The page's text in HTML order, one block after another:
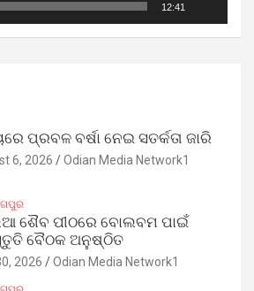
12:41
ପ୍ରବଳ ବର୍ଷା ନେଇ ସତର୍କତା ଜାରି
6, 2026 Odian Media Network1
ଶୈବ ପୀଠରେ ବୋଲବମ ପାଇଁ
ବୈଠକ ଅନୁଷ୍ଠିତ
2026 Odian Media Network1